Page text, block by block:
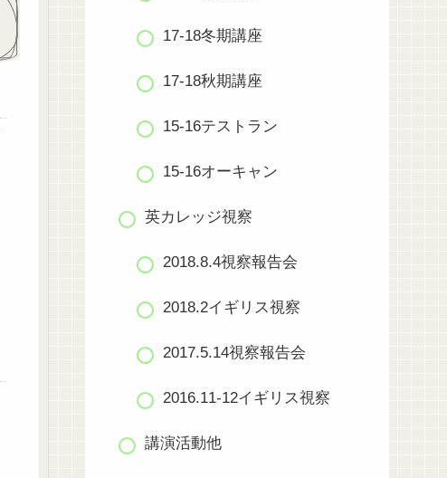
17-18冬期講座
17-18秋期講座
15-16テストラン
15-16オーキャン
英カレッジ視察
2018.8.4視察報告会
2018.2イギリス視察
2017.5.14視察報告会
2016.11-12イギリス視察
講演活動他